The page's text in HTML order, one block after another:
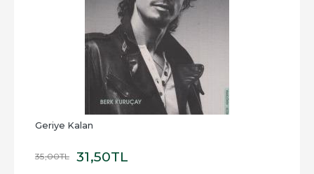
Geriye Kalan
35,00TL 31,50TL